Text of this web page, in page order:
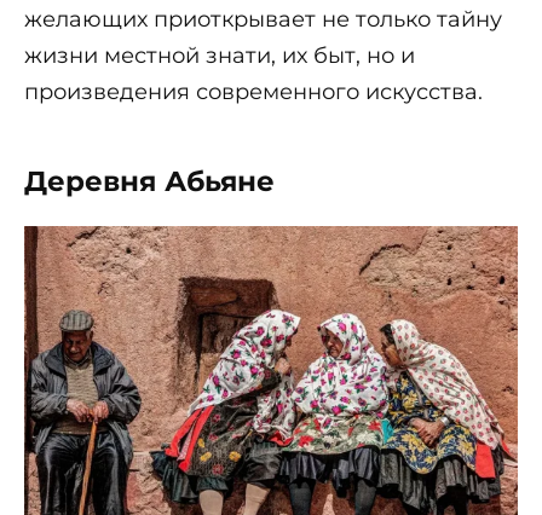
желающих приоткрывает не только тайну
жизни местной знати, их быт, но и
произведения современного искусства.
Деревня Абьяне